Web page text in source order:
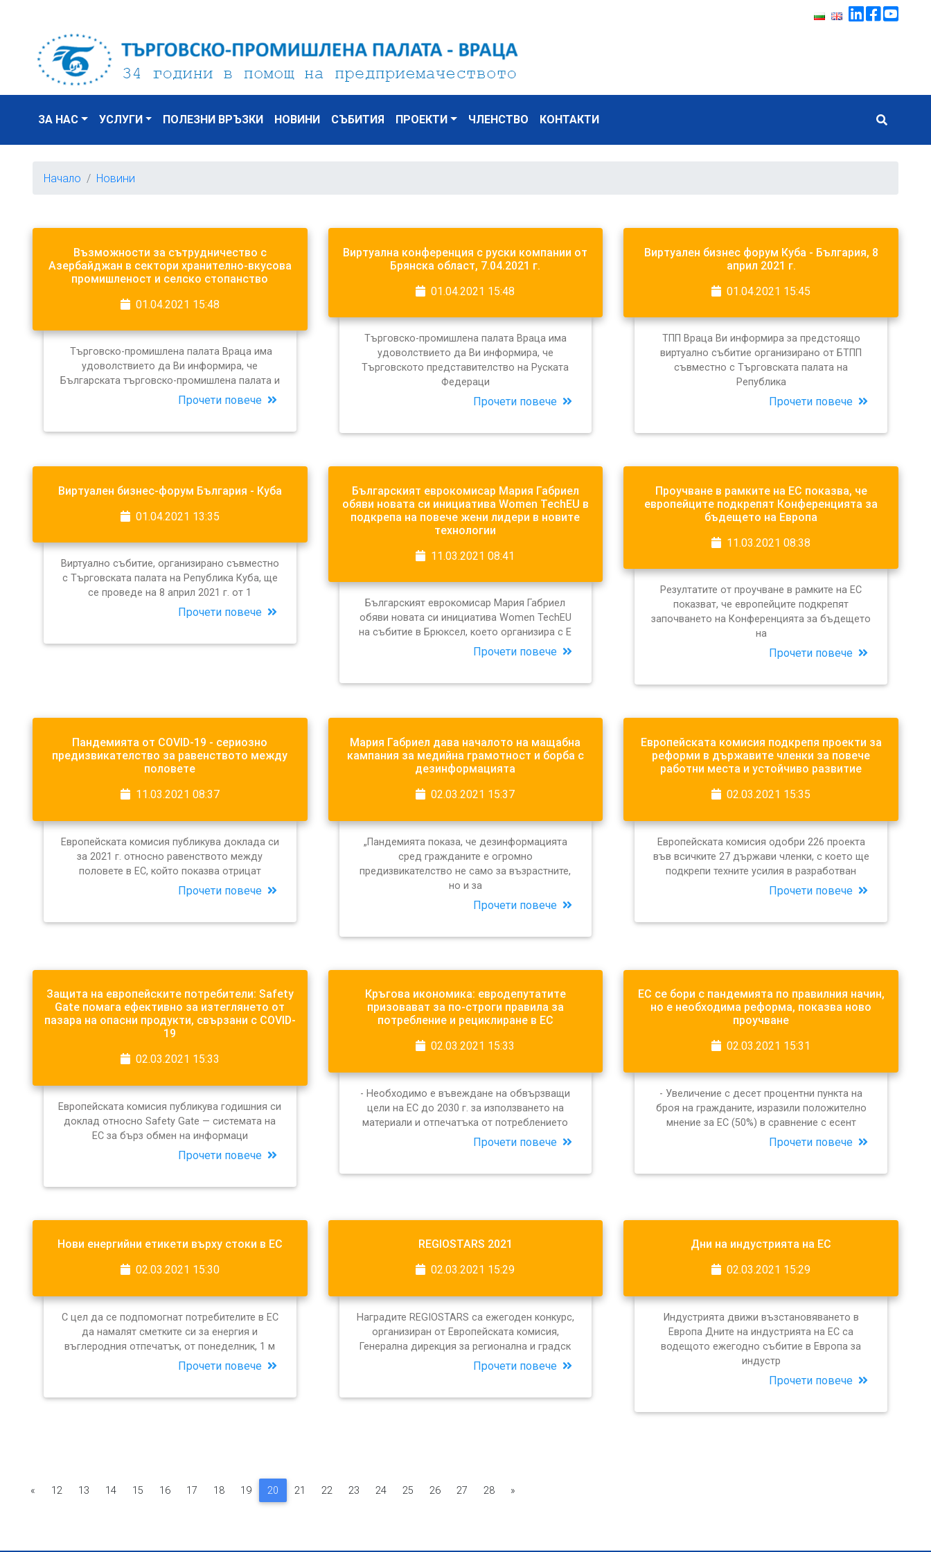
ЗА НАС УСЛУГИ ПОЛЕЗНИ ВРЪЗКИ НОВИНИ СЪБИТИЯ ПРОЕКТИ ЧЛЕНСТВО КОНТАКТИ
Начало Новини
Възможности за сътрудничество с
Азербайджан в сектори хранително-вкусова
промишленост и селско стопанство
01.04.2021 15:48
Търговско-промишлена палата Враца има
удоволствието да Ви информира, че
Българската търговско-промишлена палата и
Прочети повече
Виртуална конференция с руски компании от
Брянска област, 7.04.2021 г.
01.04.2021 15:48
Търговско-промишлена палата Враца има
удоволствието да Ви информира, че
Търговското представителство на Руската
Федераци
Прочети повече
Виртуален бизнес форум Куба - България, 8
април 2021 г.
01.04.2021 15:45
ТПП Враца Ви информира за предстоящо
виртуално събитие организирано от БТПП
съвместно с Търговската палата на
Република
Прочети повече
Виртуален бизнес-форум България - Куба
01.04.2021 13:35
Виртуално събитие, организирано съвместно
с Търговската палата на Република Куба, ще
се проведе на 8 април 2021 г. от 1
Прочети повече
Българският еврокомисар Мария Габриел
обяви новата си инициатива Women TechEU в
подкрепа на повече жени лидери в новите
технологии
11.03.2021 08:41
Българският еврокомисар Мария Габриел
обяви новата си инициатива Women TechEU
на събитие в Брюксел, което организира с Е
Прочети повече
Проучване в рамките на ЕС показва, че
европейците подкрепят Конференцията за
бъдещето на Европа
11.03.2021 08:38
Резултатите от проучване в рамките на ЕС
показват, че европейците подкрепят
започването на Конференцията за бъдещето
на
Прочети повече
Пандемията от COVID-19 - сериозно
предизвикателство за равенството между
половете
11.03.2021 08:37
Европейската комисия публикува доклада си
за 2021 г. относно равенството между
половете в ЕС, който показва отрицат
Прочети повече
Мария Габриел дава началото на мащабна
кампания за медийна грамотност и борба с
дезинформацията
02.03.2021 15:37
„Пандемията показа, че дезинформацията
сред гражданите е огромно
предизвикателство не само за възрастните,
но и за
Прочети повече
Европейската комисия подкрепя проекти за
реформи в държавите членки за повече
работни места и устойчиво развитие
02.03.2021 15:35
Европейската комисия одобри 226 проекта
във всичките 27 държави членки, с което ще
подкрепи техните усилия в разработван
Прочети повече
Защита на европейските потребители: Safety
Gate помага ефективно за изтеглянето от
пазара на опасни продукти, свързани с COVID-
19
02.03.2021 15:33
Европейската комисия публикува годишния си
доклад относно Safety Gate — системата на
ЕС за бърз обмен на информаци
Прочети повече
Кръгова икономика: евродепутатите
призовават за по-строги правила за
потребление и рециклиране в ЕС
02.03.2021 15:33
- Необходимо е въвеждане на обвързващи
цели на ЕС до 2030 г. за използването на
материали и отпечатъка от потреблението
Прочети повече
ЕС се бори с пандемията по правилния начин,
но е необходима реформа, показва ново
проучване
02.03.2021 15:31
- Увеличение с десет процентни пункта на
броя на гражданите, изразили положително
мнение за ЕС (50%) в сравнение с есент
Прочети повече
Нови енергийни етикети върху стоки в ЕС
02.03.2021 15:30
С цел да се подпомогнат потребителите в ЕС
да намалят сметките си за енергия и
въглеродния отпечатък, от понеделник, 1 м
Прочети повече
REGIOSTARS 2021
02.03.2021 15:29
Наградите REGIOSTARS са ежегоден конкурс,
организиран от Европейската комисия,
Генерална дирекция за регионална и градск
Прочети повече
Дни на индустрията на ЕС
02.03.2021 15:29
Индустрията движи възстановяването в
Европа Дните на индустрията на ЕС са
водещото ежегодно събитие в Европа за
индустр
Прочети повече
« 12 13 14 15 16 17 18 19 20 21 22 23 24 25 26 27 28 »